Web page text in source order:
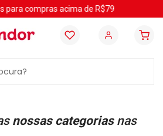
para compras acima de R$79
nossas categoriasnas